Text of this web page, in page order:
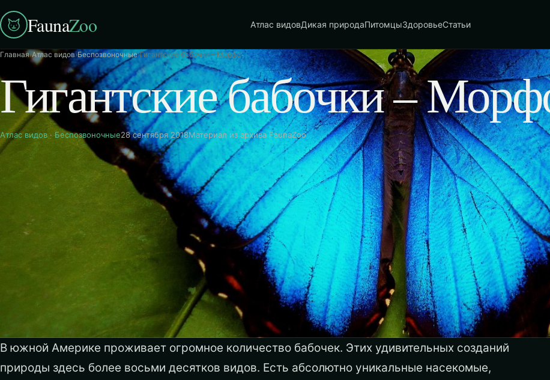
FaunaZoo Атлас видовДикая природаПитомцыЗдоровьеСтатьи
Главная›Атлас видов›Беспозвоночные›Гигантские бабочки – Морфо
Гигантские бабочки –
Атлас видов · Беспозвоночные28 сентября 2018Материал из архива FaunaZoo
В южной Америке проживает огромное количество бабочек. Этих удивительных созданий
природы здесь более восьми десятков видов. Есть абсолютно уникальные насекомые,